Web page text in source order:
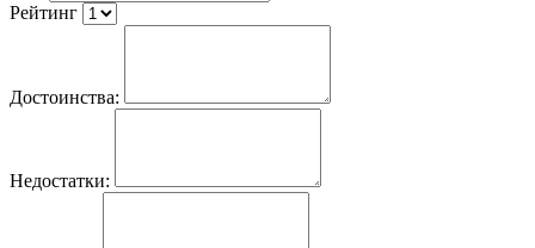
Рейтинг
Достоинства:
Недостатки: